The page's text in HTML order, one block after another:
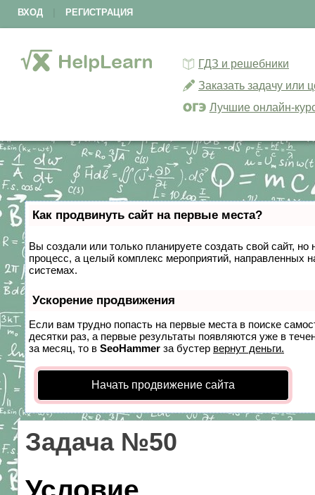
ВХОД РЕГИСТРАЦИЯ
ГДЗ и решебники
Заказать задачу или
Лучшие онлайн-
Как продвинуть сайт на первые места?
Вы создали или только планируете создать свой сайт,
процесс, а целый комплекс мероприятий, направленных
системах.
Ускорение продвижения
Если вам трудно попасть на первые места в поиске
десятки раз, а первые результаты появляются уже в
за месяц, то в SeoHammer за бустер вернут деньги.
Начать продвижение сайта
Задача №50